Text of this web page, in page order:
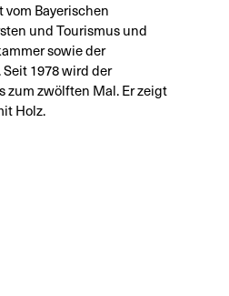
Bayerischen
und Tourismus und
sowie der
1978 wird der
zum zwölften Mal. Er zeigt
Holz.